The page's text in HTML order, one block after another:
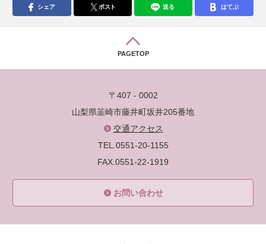
シェア ポスト 送る はてぶ
PAGETOP
〒407 - 0002
山梨県韮崎市藤井町坂井205番地
交通アクセス
TEL.0551-20-1155
FAX.0551-22-1919
お問い合わせ